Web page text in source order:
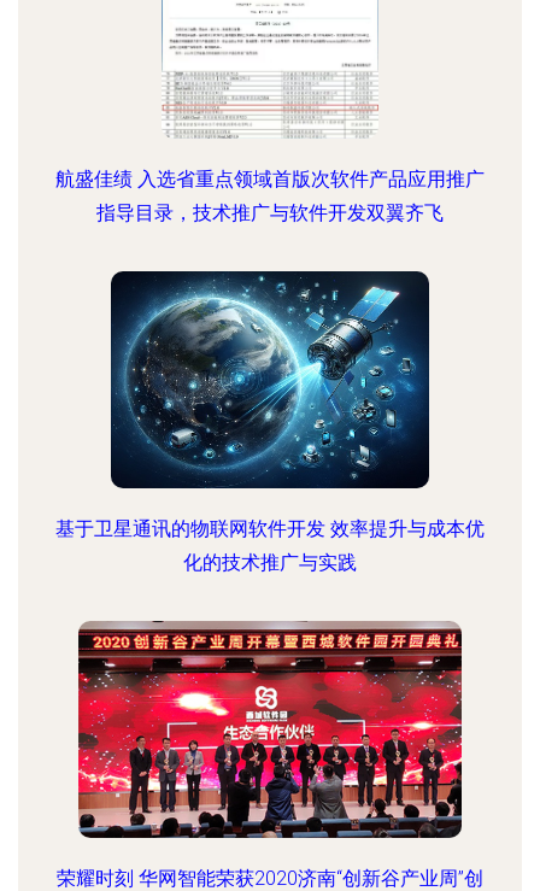
航盛佳绩 入选省重点领域首版次软件产品应用推广
指导目录，技术推广与软件开发双翼齐飞
基于卫星通讯的物联网软件开发 效率提升与成本优
化的技术推广与实践
荣耀时刻 华网智能荣获2020济南“创新谷产业周”创